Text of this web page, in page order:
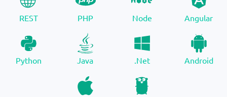
REST PHP Node Angular
Python Java .Net Android